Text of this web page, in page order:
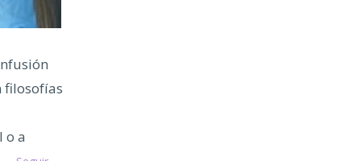
filosofías
o a